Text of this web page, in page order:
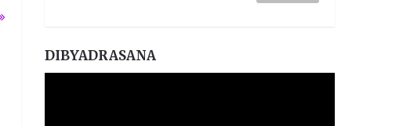
DIBYADRASANA